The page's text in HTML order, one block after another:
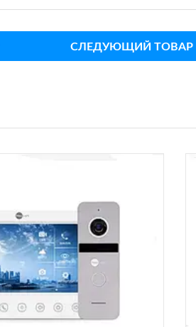
СЛЕДУЮЩИЙ ТОВАР